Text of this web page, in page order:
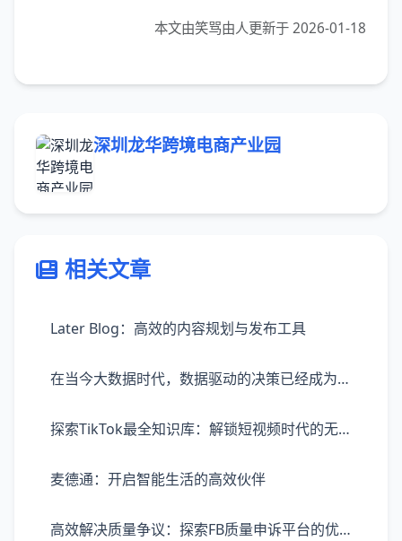
本文由笑骂由人更新于 2026-01-18
深圳龙华跨境电商产业园
相关文章
Later Blog：高效的内容规划与发布工具
在当今大数据时代，数据驱动的决策已经成为企业发展、营销策略制定的重要依据。巨量算数，作为一款强大的数据处理和分析工具，凭借其先进的技术能力，为用户提供了从数据收集、处理到分析、报告的一站式服务体验。巨量算数不仅能够帮助商家、机构等快速理解市场趋势，还能深入洞察消费者行为，为决策提供精准的数据支持。它通过高效的数据处理技术，支持多源数据的整合，使得庞大的数据量在短时间内即可转化为有价值的见解。
探索TikTok最全知识库：解锁短视频时代的无限可能
麦德通：开启智能生活的高效伙伴
高效解决质量争议：探索FB质量申诉平台的优势与价值